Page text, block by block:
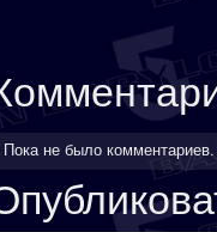
Пока не было